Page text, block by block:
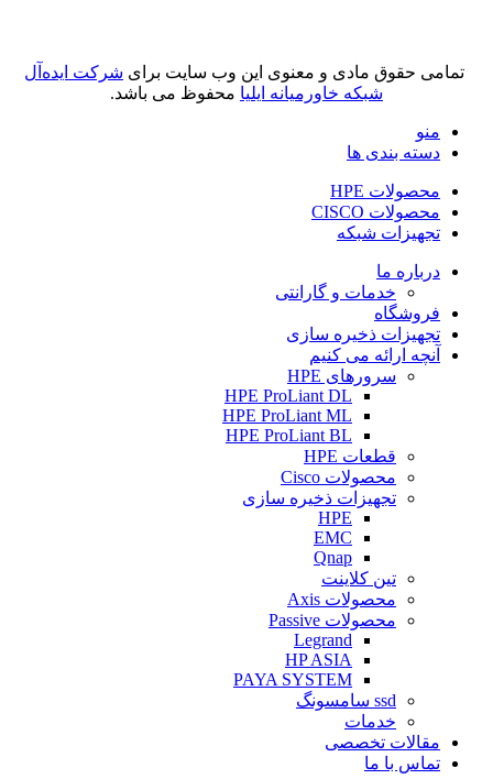
تمامی حقوق مادی و معنوی این وب سایت برای شرکت ایده‌آل
شبکه خاورمیانه ایلیا محفوظ می باشد.
منو
دسته بندی ها
محصولات HPE
محصولات CISCO
تجهیزات شبکه
درباره ما
خدمات و گارانتی
فروشگاه
تجهیزات ذخیره سازی
آنچه ارائه می کنیم
سرورهای HPE
HPE ProLiant DL
HPE ProLiant ML
HPE ProLiant BL
قطعات HPE
محصولات Cisco
تجهیزات ذخیره سازی
HPE
EMC
Qnap
تین کلاینت
محصولات Axis
محصولات Passive
Legrand
HP ASIA
PAYA SYSTEM
ssd سامسونگ
خدمات
مقالات تخصصی
تماس با ما